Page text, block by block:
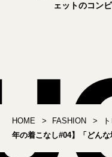
ェットのコン
HOME FASHION
年の着こなし#04】「どん